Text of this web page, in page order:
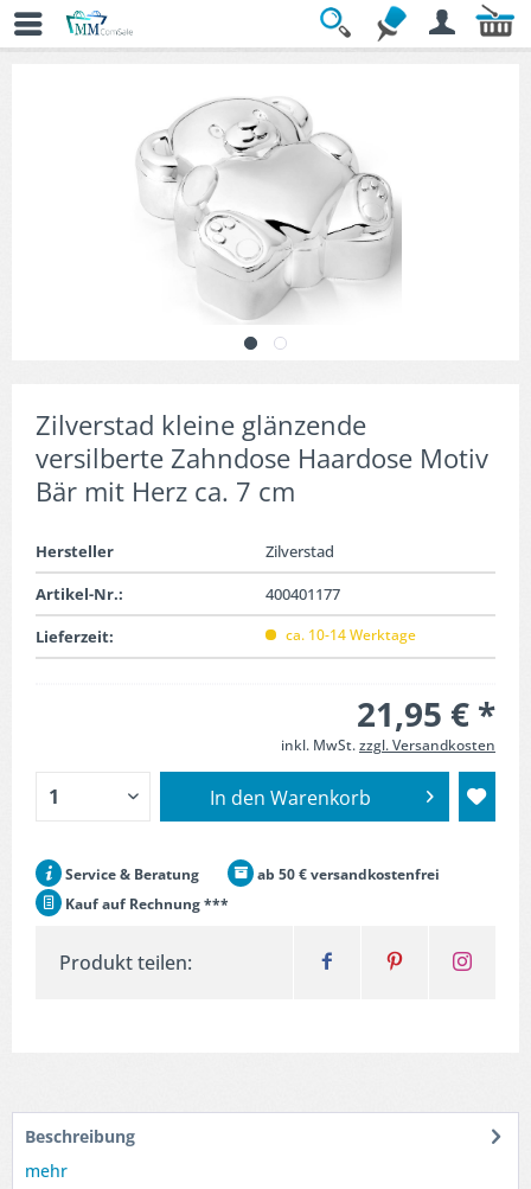
Übersicht
Zilverstad kleine glänzende
versilberte Zahndose Haardose Motiv
Bär mit Herz ca. 7 cm
Hersteller
Zilverstad
Artikel-Nr.:
400401177
Lieferzeit:
ca. 10-14 Werktage
21,95 € *
inkl. MwSt.zzgl. Versandkosten
In den Warenkorb
Service & Beratung
ab 50 € versandkostenfrei
Kauf auf Rechnung ***
Produkt teilen:
Beschreibung
mehr